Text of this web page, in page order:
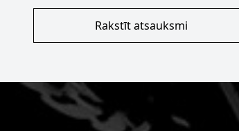
Rakstīt atsauksmi